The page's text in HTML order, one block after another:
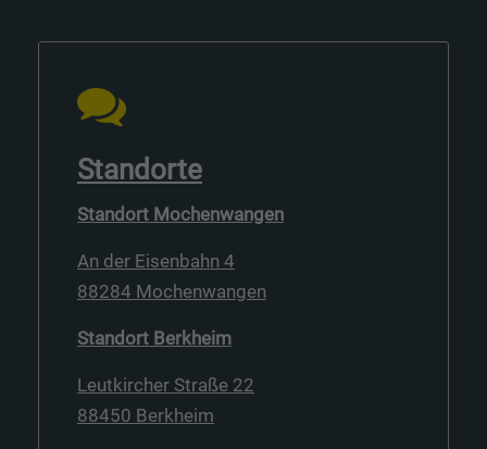
Standorte
Standort Mochenwangen
An der Eisenbahn 4
88284 Mochenwangen
Standort Berkheim
Leutkircher Straße 22
88450 Berkheim